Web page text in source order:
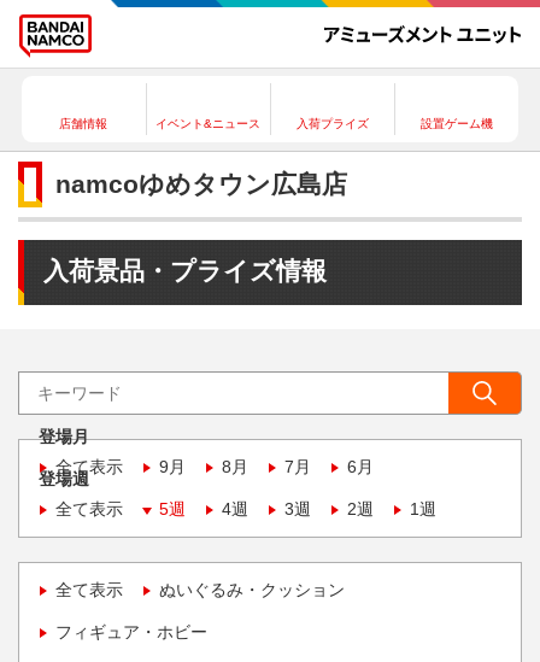
店舗情報 イベント&ニュース 入荷プライズ 設置ゲーム機
namcoゆめタウン広島店
入荷景品・プライズ情報
登場月
全て表示
9月 8月 7月 6月
登場週
全て表示
5週 4週 3週 2週 1週
全て表示 ぬいぐるみ・クッション
フィギュア・ホビー